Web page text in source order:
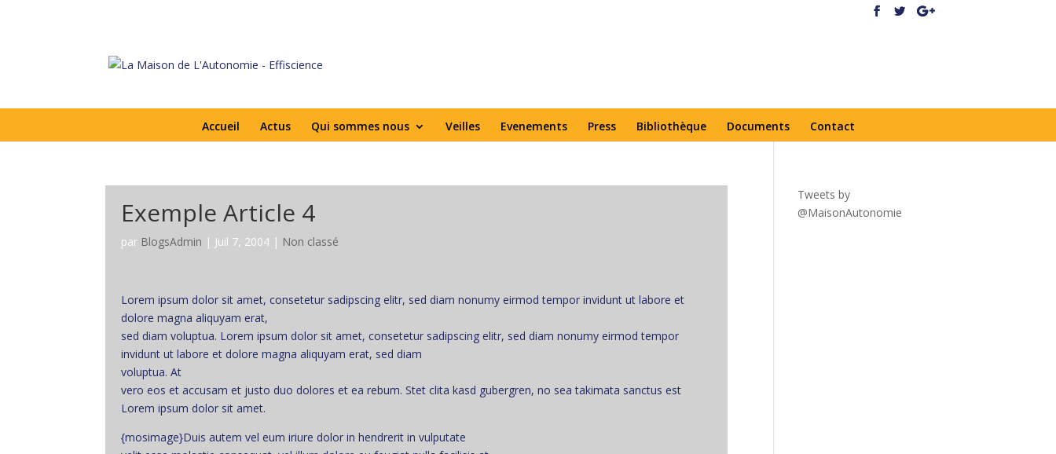
Accueil Actus Qui sommes nous Veilles Evenements Press Bibliothèque Documents Contact
Exemple Article 4
par BlogsAdmin | Juil 7, 2004 | Non classé
Lorem ipsum dolor sit amet, consetetur sadipscing elitr, sed diam nonumy eirmod tempor invidunt ut labore et
dolore magna aliquyam erat,
sed diam voluptua. Lorem ipsum dolor sit amet, consetetur sadipscing elitr, sed diam nonumy eirmod tempor
invidunt ut labore et dolore magna aliquyam erat, sed diam
voluptua. At
vero eos et accusam et justo duo dolores et ea rebum. Stet clita kasd gubergren, no sea takimata sanctus est
Lorem ipsum dolor sit amet.
{mosimage}Duis autem vel eum iriure dolor in hendrerit in vulputate
Tweets by
@MaisonAutonomie